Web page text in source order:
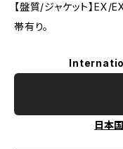
【盤質/ジャケット】EX/
帯有り。
日本